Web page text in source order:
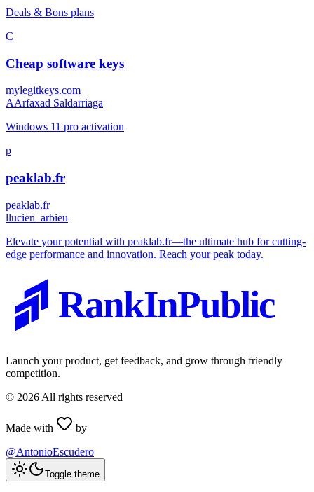
Deals & Bons plans
C
Cheap software keys
mylegitkeys.com
AArfaxad Saldarriaga
Windows 11 pro activation
p
peaklab.fr
peaklab.fr
llucien_arbieu
Elevate your potential with peaklab.fr—the ultimate hub for cutting-
edge performance and innovation. Reach your peak today.
RankInPublic
Launch your product, get feedback, and grow through friendly
competition.
© 2026 All rights reserved
Made with
by
@AntonioEscudero
Toggle theme